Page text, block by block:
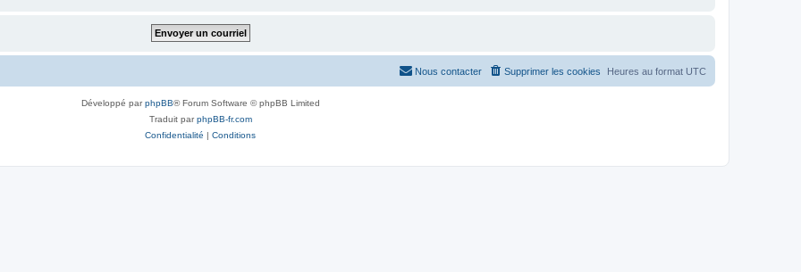
Heures au format UTC
Supprimer les cookies
Nous contacter
Développé parphpBB® Forum Software © phpBB Limited
Traduit parphpBB-fr.com
Confidentialité | Conditions